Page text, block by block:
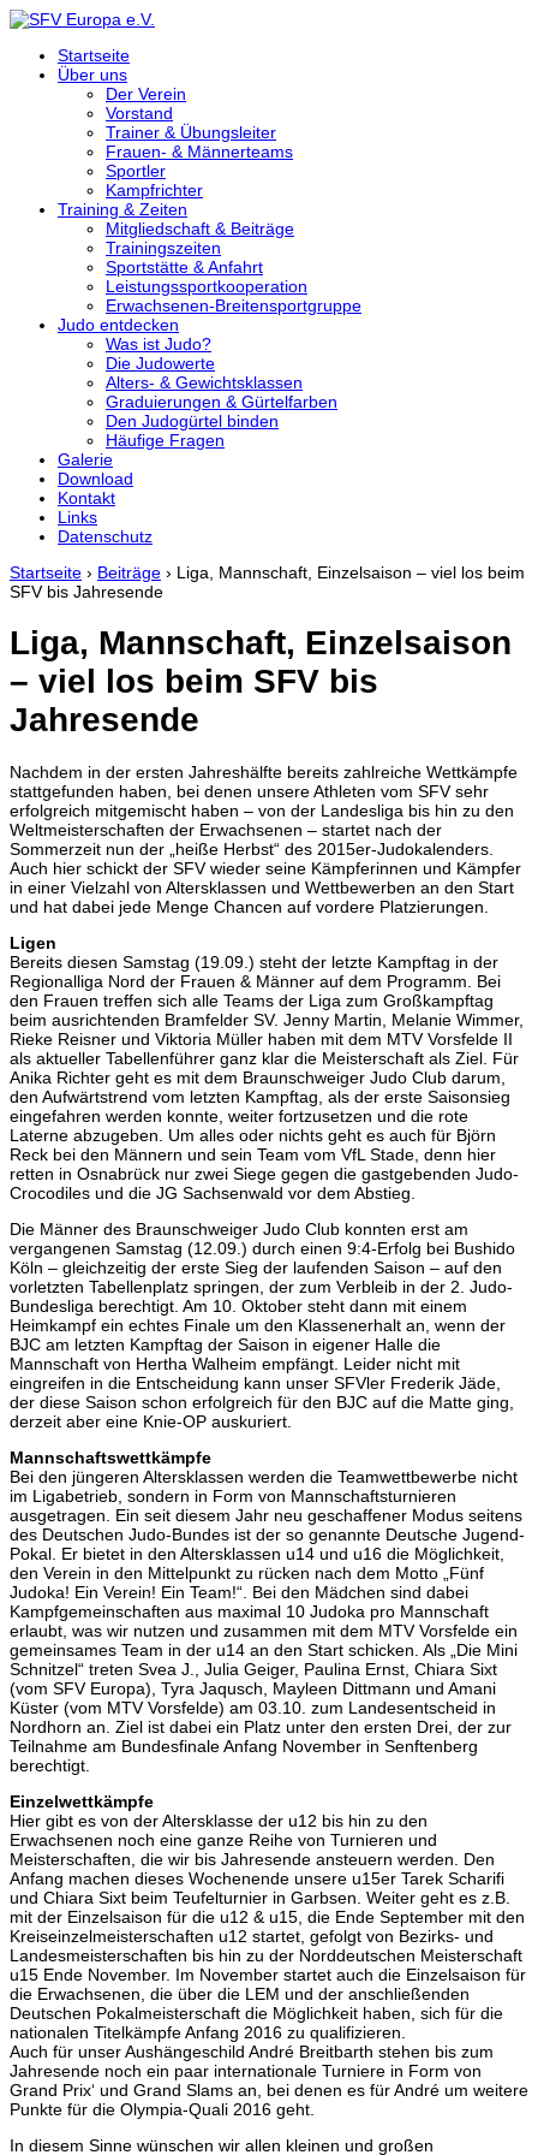
Startseite
Über uns
Der Verein
Vorstand
Trainer & Übungsleiter
Frauen- & Männerteams
Sportler
Kampfrichter
Training & Zeiten
Mitgliedschaft & Beiträge
Trainingszeiten
Sportstätte & Anfahrt
Leistungssportkooperation
Erwachsenen-Breitensportgruppe
Judo entdecken
Was ist Judo?
Die Judowerte
Alters- & Gewichtsklassen
Graduierungen & Gürtelfarben
Den Judogürtel binden
Häufige Fragen
Galerie
Download
Kontakt
Links
Datenschutz
Startseite › Beiträge › Liga, Mannschaft, Einzelsaison – viel los beim
SFV bis Jahresende
Liga, Mannschaft, Einzelsaison
– viel los beim SFV bis
Jahresende
Nachdem in der ersten Jahreshälfte bereits zahlreiche Wettkämpfe
stattgefunden haben, bei denen unsere Athleten vom SFV sehr
erfolgreich mitgemischt haben – von der Landesliga bis hin zu den
Weltmeisterschaften der Erwachsenen – startet nach der
Sommerzeit nun der „heiße Herbst“ des 2015er-Judokalenders.
Auch hier schickt der SFV wieder seine Kämpferinnen und Kämpfer
in einer Vielzahl von Altersklassen und Wettbewerben an den Start
und hat dabei jede Menge Chancen auf vordere Platzierungen.
Ligen
Bereits diesen Samstag (19.09.) steht der letzte Kampftag in der
Regionalliga Nord der Frauen & Männer auf dem Programm. Bei
den Frauen treffen sich alle Teams der Liga zum Großkampftag
beim ausrichtenden Bramfelder SV. Jenny Martin, Melanie Wimmer,
Rieke Reisner und Viktoria Müller haben mit dem MTV Vorsfelde II
als aktueller Tabellenführer ganz klar die Meisterschaft als Ziel. Für
Anika Richter geht es mit dem Braunschweiger Judo Club darum,
den Aufwärtstrend vom letzten Kampftag, als der erste Saisonsieg
eingefahren werden konnte, weiter fortzusetzen und die rote
Laterne abzugeben. Um alles oder nichts geht es auch für Björn
Reck bei den Männern und sein Team vom VfL Stade, denn hier
retten in Osnabrück nur zwei Siege gegen die gastgebenden Judo-
Crocodiles und die JG Sachsenwald vor dem Abstieg.
Die Männer des Braunschweiger Judo Club konnten erst am
vergangenen Samstag (12.09.) durch einen 9:4-Erfolg bei Bushido
Köln – gleichzeitig der erste Sieg der laufenden Saison – auf den
vorletzten Tabellenplatz springen, der zum Verbleib in der 2. Judo-
Bundesliga berechtigt. Am 10. Oktober steht dann mit einem
Heimkampf ein echtes Finale um den Klassenerhalt an, wenn der
BJC am letzten Kampftag der Saison in eigener Halle die
Mannschaft von Hertha Walheim empfängt. Leider nicht mit
eingreifen in die Entscheidung kann unser SFVler Frederik Jäde,
der diese Saison schon erfolgreich für den BJC auf die Matte ging,
derzeit aber eine Knie-OP auskuriert.
Mannschaftswettkämpfe
Bei den jüngeren Altersklassen werden die Teamwettbewerbe nicht
im Ligabetrieb, sondern in Form von Mannschaftsturnieren
ausgetragen. Ein seit diesem Jahr neu geschaffener Modus seitens
des Deutschen Judo-Bundes ist der so genannte Deutsche Jugend-
Pokal. Er bietet in den Altersklassen u14 und u16 die Möglichkeit,
den Verein in den Mittelpunkt zu rücken nach dem Motto „Fünf
Judoka! Ein Verein! Ein Team!“. Bei den Mädchen sind dabei
Kampfgemeinschaften aus maximal 10 Judoka pro Mannschaft
erlaubt, was wir nutzen und zusammen mit dem MTV Vorsfelde ein
gemeinsames Team in der u14 an den Start schicken. Als „Die Mini
Schnitzel“ treten Svea J., Julia Geiger, Paulina Ernst, Chiara Sixt
(vom SFV Europa), Tyra Jaqusch, Mayleen Dittmann und Amani
Küster (vom MTV Vorsfelde) am 03.10. zum Landesentscheid in
Nordhorn an. Ziel ist dabei ein Platz unter den ersten Drei, der zur
Teilnahme am Bundesfinale Anfang November in Senftenberg
berechtigt.
Einzelwettkämpfe
Hier gibt es von der Altersklasse der u12 bis hin zu den
Erwachsenen noch eine ganze Reihe von Turnieren und
Meisterschaften, die wir bis Jahresende ansteuern werden. Den
Anfang machen dieses Wochenende unsere u15er Tarek Scharifi
und Chiara Sixt beim Teufelturnier in Garbsen. Weiter geht es z.B.
mit der Einzelsaison für die u12 & u15, die Ende September mit den
Kreiseinzelmeisterschaften u12 startet, gefolgt von Bezirks- und
Landesmeisterschaften bis hin zu der Norddeutschen Meisterschaft
u15 Ende November. Im November startet auch die Einzelsaison für
die Erwachsenen, die über die LEM und der anschließenden
Deutschen Pokalmeisterschaft die Möglichkeit haben, sich für die
nationalen Titelkämpfe Anfang 2016 zu qualifizieren.
Auch für unser Aushängeschild André Breitbarth stehen bis zum
Jahresende noch ein paar internationale Turniere in Form von
Grand Prix‘ und Grand Slams an, bei denen es für André um weitere
Punkte für die Olympia-Quali 2016 geht.
In diesem Sinne wünschen wir allen kleinen und großen